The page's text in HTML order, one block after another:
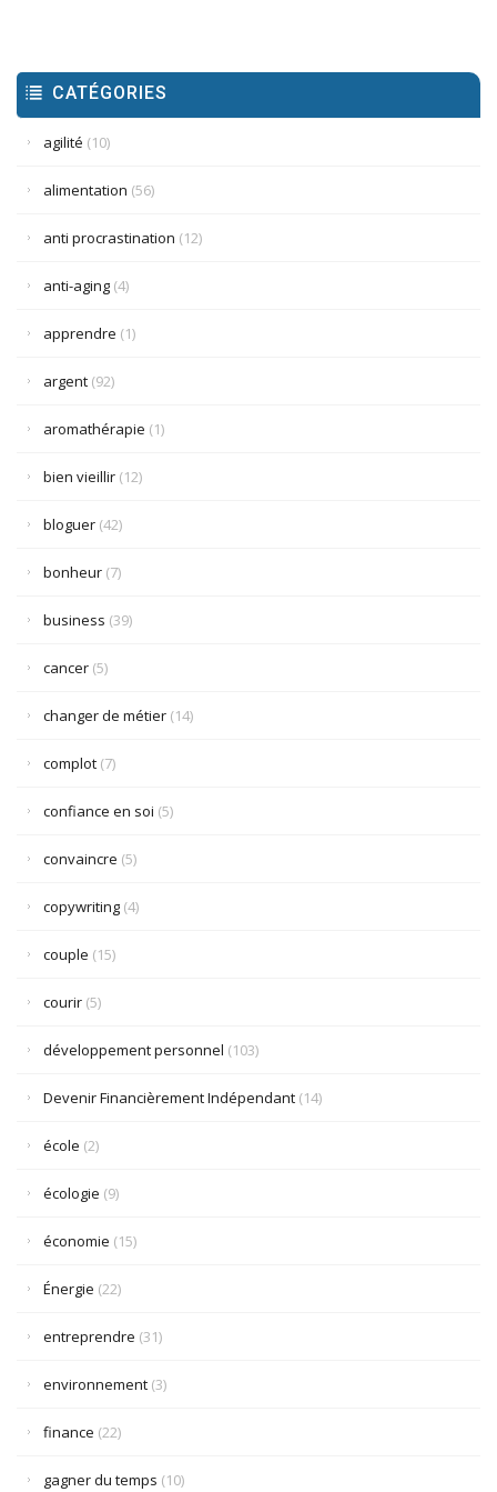
CATÉGORIES
agilité (10)
alimentation (56)
anti procrastination (12)
anti-aging (4)
apprendre (1)
argent (92)
aromathérapie (1)
bien vieillir (12)
bloguer (42)
bonheur (7)
business (39)
cancer (5)
changer de métier (14)
complot (7)
confiance en soi (5)
convaincre (5)
copywriting (4)
couple (15)
courir (5)
développement personnel (103)
Devenir Financièrement Indépendant (14)
école (2)
écologie (9)
économie (15)
Énergie (22)
entreprendre (31)
environnement (3)
finance (22)
gagner du temps (10)